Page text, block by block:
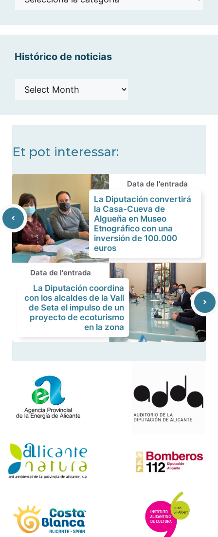
Histórico de noticias
Histórico
Et pot interessar:
Data de l'entrada
La Diputación convertirá
la Casa-Cueva de
Algueña en Museo
Etnográfico con una
inversión de 100.000
euros
Data de l'entrada
La Diputación coordina
con los alcaldes de la Vall
de Seta el impulso de un
proyecto de ecoturismo
en la zona